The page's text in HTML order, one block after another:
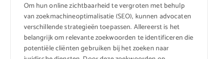
Om hun online zichtbaarheid te vergroten met behulp
van zoekmachineoptimalisatie (SEO), kunnen advocaten
verschillende strategieën toepassen. Allereerst is het
belangrijk om relevante zoekwoorden te identificeren die
potentiële cliënten gebruiken bij het zoeken naar